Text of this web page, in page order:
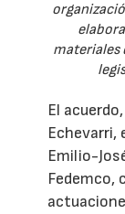
materiales
El
Echevarri,
Emilio-
Fedemco,